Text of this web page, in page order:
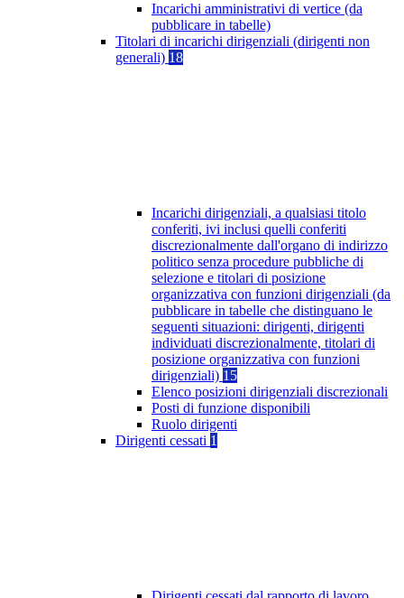
Incarichi amministrativi di vertice (da
pubblicare in tabelle)
Titolari di incarichi dirigenziali (dirigenti non
generali) 18
Incarichi dirigenziali, a qualsiasi titolo
conferiti, ivi inclusi quelli conferiti
discrezionalmente dall'organo di indirizzo
politico senza procedure pubbliche di
selezione e titolari di posizione
organizzativa con funzioni dirigenziali (da
pubblicare in tabelle che distinguano le
seguenti situazioni: dirigenti, dirigenti
individuati discrezionalmente, titolari di
posizione organizzativa con funzioni
dirigenziali) 15
Elenco posizioni dirigenziali discrezionali
Posti di funzione disponibili
Ruolo dirigenti
Dirigenti cessati 1